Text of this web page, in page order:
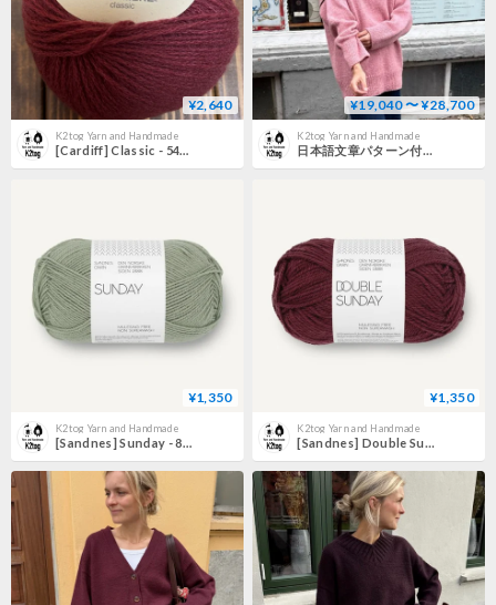
¥2,640
K2tog Yarn and Handmade
[Cardiff] Classic - 545 (Sapiens)
¥19,040 〜 ¥28,700
K2tog Yarn and Handmade
日本語文章パターン付キット Linea Sweater
¥1,350
K2tog Yarn and Handmade
[Sandnes] Sunday - 8521
¥1,350
K2tog Yarn and Handmade
[Sandnes] Double Sunday - 4372